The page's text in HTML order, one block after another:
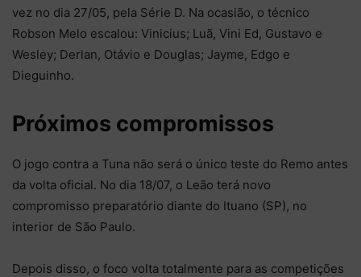
vez no dia 27/05, pela Série D. Na ocasião, o técnico
Robson Melo escalou: Vinicius; Luã, Vini Ed, Gustavo e
Wesley; Derlan, Otávio e Douglas; Jayme, Edgo e
Dieguinho.
Próximos compromissos
O jogo contra a Tuna não será o único teste do Remo antes
da volta oficial. No dia 18/07, o Leão terá novo
compromisso preparatório diante do Ituano (SP), no
interior de São Paulo.
Depois disso, o foco volta totalmente para as competições